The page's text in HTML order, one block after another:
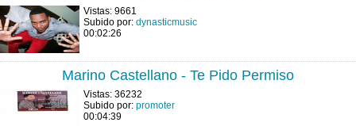
Vistas: 9661
Subido por: dynasticmusic
00:02:26
Marino Castellano - Te Pido Permiso
Vistas: 36232
Subido por: promoter
00:04:39